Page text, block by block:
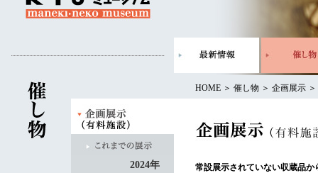
2024年
HOME ＞ 催し物 ＞ 企画展示 ＞
常設展示されていない収蔵品